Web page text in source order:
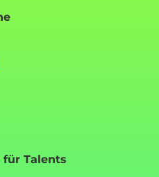
Talents